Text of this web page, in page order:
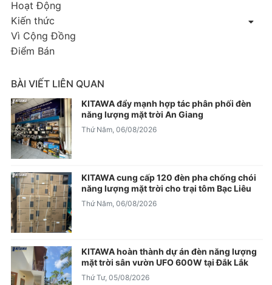
Hoạt Động
Kiến thức
Vì Cộng Đồng
Điểm Bán
BÀI VIẾT LIÊN QUAN
KITAWA đẩy mạnh hợp tác phân phối đèn
năng lượng mặt trời An Giang
Thứ Năm, 06/08/2026
KITAWA cung cấp 120 đèn pha chống chói
năng lượng mặt trời cho trại tôm Bạc Liêu
Thứ Năm, 06/08/2026
KITAWA hoàn thành dự án đèn năng lượng
mặt trời sân vườn UFO 600W tại Đắk Lắk
Thứ Tư, 05/08/2026